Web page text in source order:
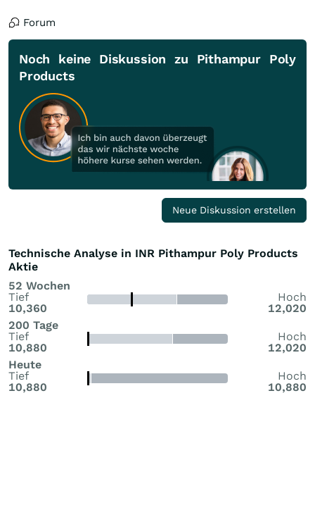
Forum
Noch keine Diskussion zu Pithampur Poly
Products
Neue Diskussion erstellen
Technische Analyse in INR Pithampur Poly Products
Aktie
52 Wochen
Tief
10,360
Hoch
12,020
200 Tage
Tief
10,880
Hoch
12,020
Heute
Tief
10,880
Hoch
10,880